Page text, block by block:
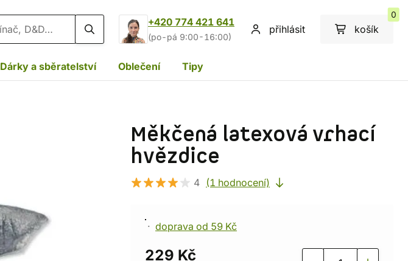
+420 774 421 641
(po-pá 9:00-16:00)
přihlásit košík
0
Dárky a sběratelství Oblečení Tipy
Měkčená latexová vrhací
hvězdice
4 (1 hodnocení)
doprava od 59 Kč
229 Kč